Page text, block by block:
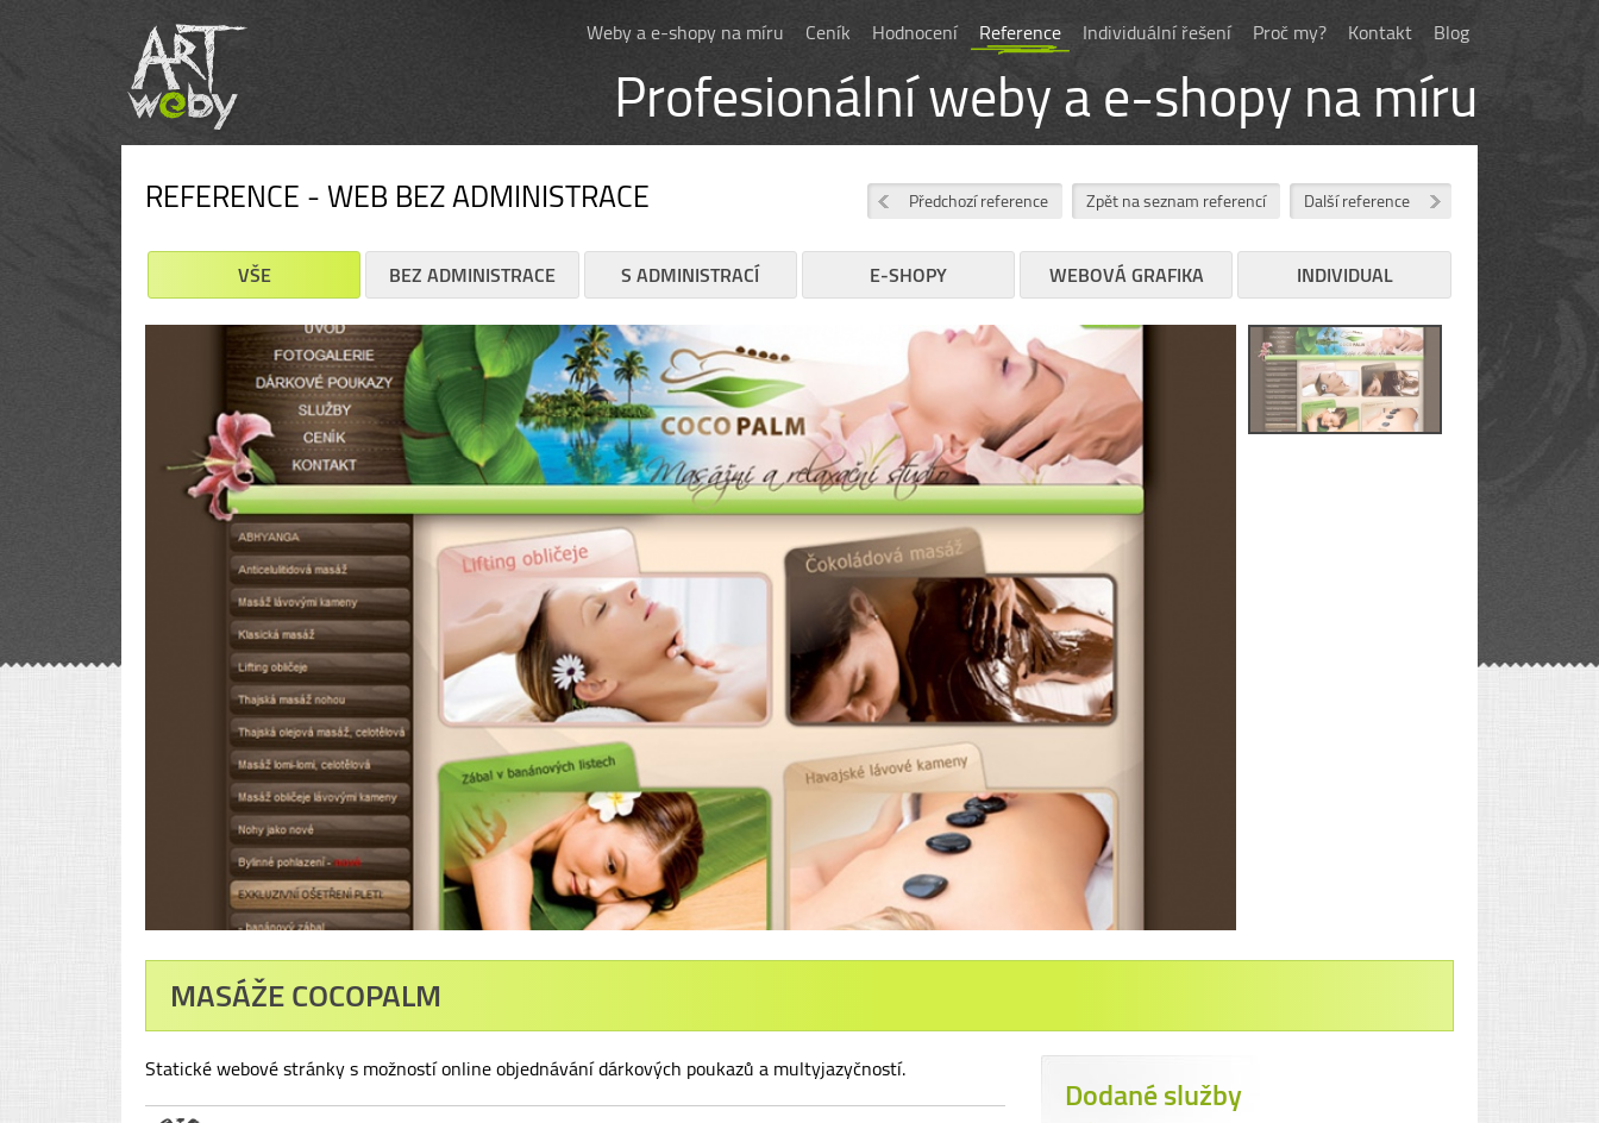
Weby a e-shopy na míru Ceník Hodnocení Reference Individuální řešení Proč my? Kontakt Blog
Profesionální weby a e-shopy na míru
REFERENCE - WEB BEZ ADMINISTRACE Předchozí reference Zpět na seznam referencí Další reference
VŠE BEZ ADMINISTRACE S ADMINISTRACÍ E-SHOPY WEBOVÁ GRAFIKA INDIVIDUAL
MASÁŽE COCOPALM
Statické webové stránky s možností online objednávání dárkových poukazů a multyjazyčností.
Dodané služby